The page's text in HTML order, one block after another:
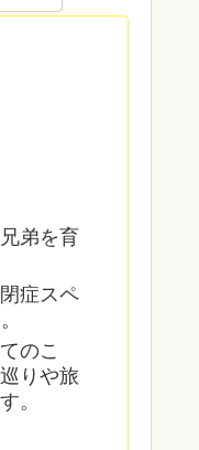
弟を育
症スペ
のこ
りや旅
。